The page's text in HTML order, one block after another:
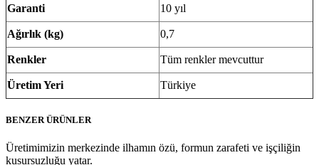
Garanti 10 yıl
Ağırlık (kg) 0,7
Renkler Tüm renkler mevcuttur
Üretim Yeri Türkiye
BENZER ÜRÜNLER
Üretimimizin merkezinde ilhamın özü, formun zarafeti ve işçiliğin
kusursuzluğu yatar.